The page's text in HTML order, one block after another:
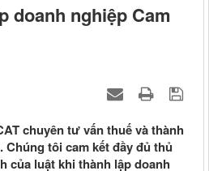
doanh nghiệp Cam
chuyên tư vấn thuế và thành
Chúng tôi cam kết đầy đủ thủ
của luật khi thành lập doanh